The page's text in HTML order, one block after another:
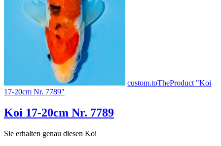
custom.toTheProduct "Koi
17-20cm Nr. 7789"
Koi 17-20cm Nr. 7789
Sie erhalten genau diesen Koi